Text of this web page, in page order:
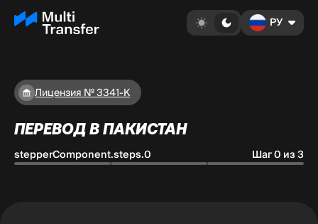
РУ
Лицензия № 3341-К
ПЕРЕВОД В ПАКИСТАН
stepperComponent.steps.0 Шаг 0 из 3